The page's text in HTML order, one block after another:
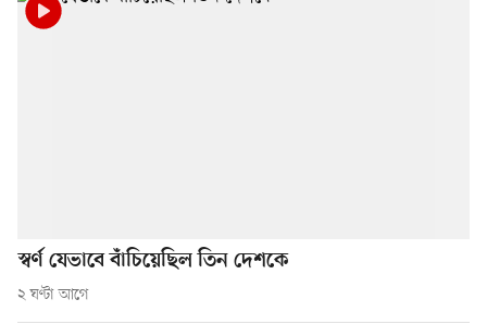
স্বর্ণ যেভাবে বাঁচিয়েছিল তিন দেশকে
২ ঘণ্টা আগে